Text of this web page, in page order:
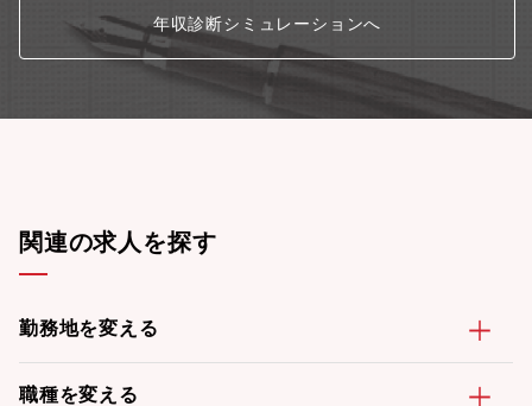
年収診断シミュレーションへ
関連の求人を探す
勤務地を変える
職種を変える